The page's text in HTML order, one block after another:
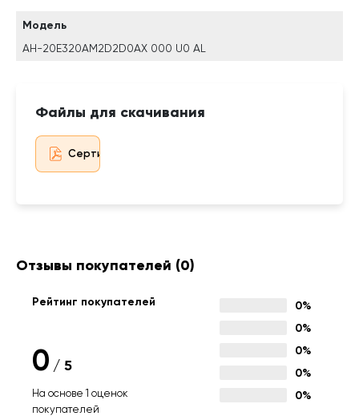
Модель
AH-20E320AM2D2D0AX 000 U0 AL
Файлы для скачивания
Сертификат дистрибьютора
Отзывы покупателей (0)
Рейтинг покупателей
0 / 5
На основе 1 оценок
покупателей
0%
0%
0%
0%
0%